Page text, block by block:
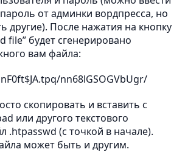
от админки вордпресса, но
другие). После нажатия на кнопку
file” будет сгенерировано
вам файла:
nn68lGSOGVbUgr/
скопировать и вставить с
или другого текстового
.htpasswd (с точкой в начале).
может быть и другим.